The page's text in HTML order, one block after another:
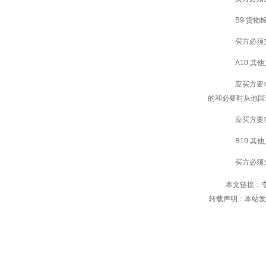
B9 货物
买方必须
A10 其他
应买方要
的和必要时从他
应买方要
B10 其他
买方必须
本文链接：
转载声明：本站